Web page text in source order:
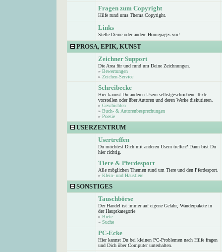
Fragen zum Copyright
Hilfe rund ums Thema Copyright.
Links
Stelle Deine oder andere Homepages vor!
PROSA, EPIK, KUNST
Zeichner Support
Die Area für und rund um Deine Zeichnungen.
» Bewertungen
» Zeichen-Service
Schreibecke
Hier kannst Du anderen Usern selbstgeschriebene Texte
vorstellen oder über Autoren und deren Werke diskutieren.
» Geschichten
» Buch- & Autorenbesprechungen
» Poesie
USERZENTRUM
Usertreffen
Du möchtest Dich mit anderen Usern treffen? Dann bist Du
hier richtig.
Tiere & Pferdesport
Alle möglichen Themen rund um Tiere und den Pferdesport.
» Klein- und Haustiere
SONSTIGES
Tauschbörse
Der Handel ist immer auf eigene Gefahr, Wanderpakete in
der Hauptkategorie
» Biete
» Suche
PC-Ecke
Hier kannst Du bei kleinen PC-Problemen nach Hilfe fragen
und Dich über Computer unterhalten.